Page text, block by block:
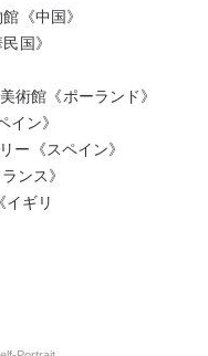
館 《中国》
国》
美術館 《ポーランド》
イン》
ー 《スペイン》
ランス》
《イギリ